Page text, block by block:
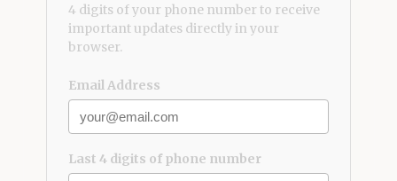
4 digits of your phone number to receive
important updates directly in your
browser.
Email Address
Last 4 digits of phone number